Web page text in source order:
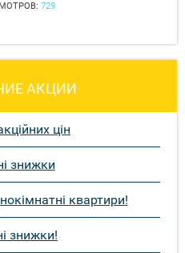
729
АКЦИИ
цін
знижки
квартири!
знижки!